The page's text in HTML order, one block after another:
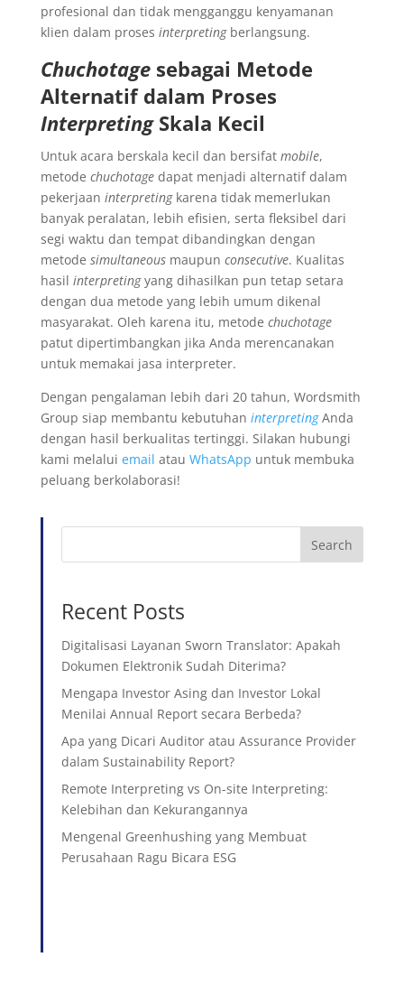
profesional dan tidak mengganggu kenyamanan
klien dalam proses interpreting berlangsung.
Chuchotage sebagai Metode
Alternatif dalam Proses
Interpreting Skala Kecil
Untuk acara berskala kecil dan bersifat mobile,
metode chuchotage dapat menjadi alternatif dalam
pekerjaan interpretingkarena tidak memerlukan
banyak peralatan, lebih efisien, serta fleksibel dari
segi waktu dan tempat dibandingkan dengan
metode simultaneous maupun consecutive. Kualitas
hasil interpretingyang dihasilkan pun tetap setara
dengan dua metode yang lebih umum dikenal
masyarakat. Oleh karena itu, metode chuchotage
patut dipertimbangkan jika Anda merencanakan
untuk memakai jasa interpreter.
Dengan pengalaman lebih dari 20 tahun, Wordsmith
Group siap membantu kebutuhan interpretingAnda
dengan hasil berkualitas tertinggi. Silakan hubungi
kami melalui email atau WhatsApp untuk membuka
peluang berkolaborasi!
Search
Recent Posts
Digitalisasi Layanan Sworn Translator: Apakah
Dokumen Elektronik Sudah Diterima?
Mengapa Investor Asing dan Investor Lokal
Menilai Annual Report secara Berbeda?
Apa yang Dicari Auditor atau Assurance Provider
dalam Sustainability Report?
Remote Interpreting vs On-site Interpreting:
Kelebihan dan Kekurangannya
Mengenal Greenhushing yang Membuat
Perusahaan Ragu Bicara ESG